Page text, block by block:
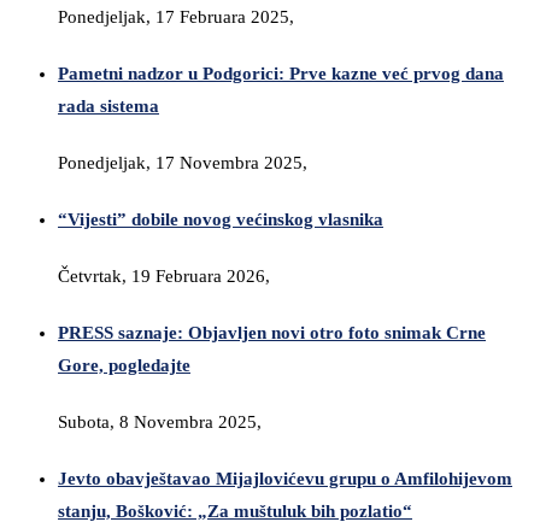
Ponedjeljak, 17 Februara 2025,
Pametni nadzor u Podgorici: Prve kazne već prvog dana
rada sistema
Ponedjeljak, 17 Novembra 2025,
“Vijesti” dobile novog većinskog vlasnika
Četvrtak, 19 Februara 2026,
PRESS saznaje: Objavljen novi otro foto snimak Crne
Gore, pogledajte
Subota, 8 Novembra 2025,
Jevto obavještavao Mijajlovićevu grupu o Amfilohijevom
stanju, Bošković: „Za muštuluk bih pozlatio“